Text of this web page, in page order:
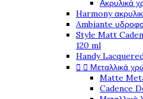
Ακρυλικά
Harmony
Ambiante
Style Matt
120 ml
Handy
  Μεταλλικά
Matte
Cadence